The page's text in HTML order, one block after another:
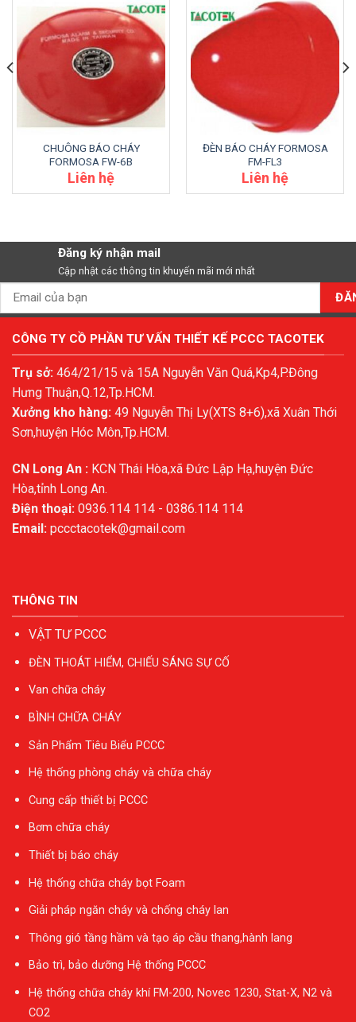
CHUÔNG BÁO CHÁY
FORMOSA FW-6B
Liên hệ
ĐÈN BÁO CHÁY FORMOSA
FM-FL3
Liên hệ
Đăng ký nhận mail
Cập nhật các thông tin khuyến mãi mới nhất
CÔNG TY CỒ PHẦN TƯ VẤN THIẾT KẾ PCCC TACOTEK
Trụ sở: 464/21/15 và 15A Nguyễn Văn Quá,Kp4,P.Đông
Hưng Thuận,Q.12,Tp.HCM.
Xưởng kho hàng: 49 Nguyễn Thị Ly(XTS 8+6),xã Xuân Thới
Sơn,huyện Hóc Môn,Tp.HCM.
CN Long An : KCN Thái Hòa,xã Đức Lập Hạ,huyện Đức
Hòa,tỉnh Long An.
Điện thoại: 0936.114 114 - 0386.114 114
Email: pccctacotek@gmail.com
THÔNG TIN
VẬT TƯ PCCC
ĐÈN THOÁT HIỂM, CHIẾU SÁNG SỰ CỐ
Van chữa cháy
BÌNH CHỮA CHÁY
Sản Phẩm Tiêu Biểu PCCC
Hệ thống phòng cháy và chữa cháy
Cung cấp thiết bị PCCC
Bơm chữa cháy
Thiết bị báo cháy
Hệ thống chữa cháy bọt Foam
Giải pháp ngăn cháy và chống cháy lan
Thông gió tầng hầm và tạo áp cầu thang,hành lang
Bảo trì, bảo dưỡng Hệ thống PCCC
Hệ thống chữa cháy khí FM-200, Novec 1230, Stat-X, N2 và
CO2